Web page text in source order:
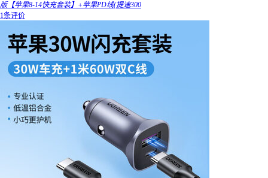
版【苹果8-14快充套装】+苹果PD线(提速300
1条评价